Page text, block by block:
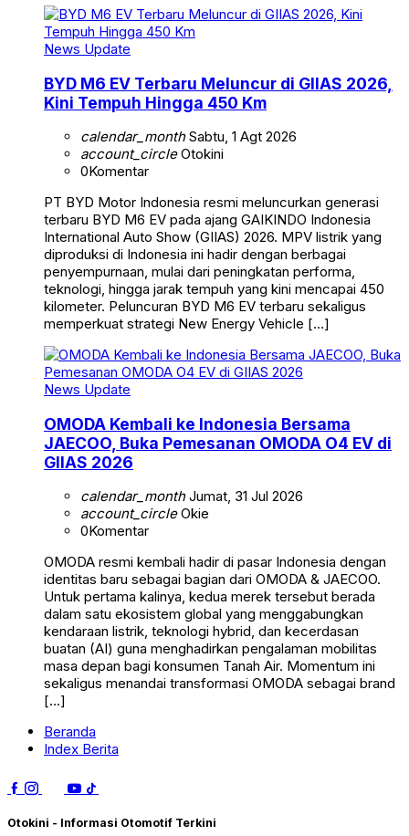
News Update
BYD M6 EV Terbaru Meluncur di GIIAS 2026,
Kini Tempuh Hingga 450 Km
calendar_monthSabtu, 1 Agt 2026
account_circleOtokini
0Komentar
PT BYD Motor Indonesia resmi meluncurkan generasi
terbaru BYD M6 EV pada ajang GAIKINDO Indonesia
International Auto Show (GIIAS) 2026. MPV listrik yang
diproduksi di Indonesia ini hadir dengan berbagai
penyempurnaan, mulai dari peningkatan performa,
teknologi, hingga jarak tempuh yang kini mencapai 450
kilometer. Peluncuran BYD M6 EV terbaru sekaligus
memperkuat strategi New Energy Vehicle […]
News Update
OMODA Kembali ke Indonesia Bersama
JAECOO, Buka Pemesanan OMODA O4 EV di
GIIAS 2026
calendar_monthJumat, 31 Jul 2026
account_circleOkie
0Komentar
OMODA resmi kembali hadir di pasar Indonesia dengan
identitas baru sebagai bagian dari OMODA & JAECOO.
Untuk pertama kalinya, kedua merek tersebut berada
dalam satu ekosistem global yang menggabungkan
kendaraan listrik, teknologi hybrid, dan kecerdasan
buatan (AI) guna menghadirkan pengalaman mobilitas
masa depan bagi konsumen Tanah Air. Momentum ini
sekaligus menandai transformasi OMODA sebagai brand
[…]
Beranda
Index Berita
Otokini - Informasi Otomotif Terkini